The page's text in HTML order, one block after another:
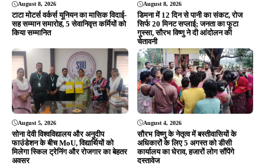
August 8, 2026
टाटा मोटर्स वर्कर्स यूनियन का मासिक विदाई-
सह सम्मान समारोह, 5 सेवानिवृत्त कर्मियों को
किया सम्मानित
August 8, 2026
डिमना में 12 दिन से पानी का संकट, रोज
सिर्फ 20 मिनट सप्लाई; जनता का फूटा
गुस्सा, सौरभ विष्णु ने दी आंदोलन की
चेतावनी
August 5, 2026
सोना देवी विश्वविद्यालय और अनुदीप
फाउंडेशन के बीच MoU, विद्यार्थियों को
मिलेगा स्किल ट्रेनिंग और रोजगार का बेहतर
अवसर
August 4, 2026
सौरभ विष्णु के नेतृत्व में बस्तीवासियों के
अधिकारों के लिए 5 अगस्त को डीसी
कार्यालय का घेराव, हजारों लोग सौंपेंगे
दस्तावेज